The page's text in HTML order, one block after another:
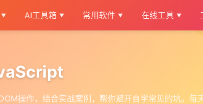
AI工具箱 常用软件 在线工具
操作，结合实战案例，帮你避开自学常见的坑。每天